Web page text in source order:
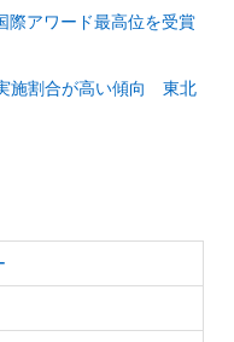
際アワード最高位を受賞
施割合が高い傾向 東北